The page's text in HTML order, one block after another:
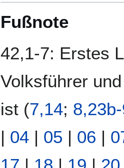
Fußnote
42,1-7: Erstes
Volksführer
ist (7,14;
| 04 | 05 | 06 |